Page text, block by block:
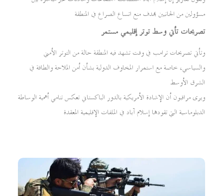
مسؤولين من الجانبين بهدف منع اتساع الصراع في المنطقة
تصريحات تأتي وسط توتر إقليمي مستمر
وتأتي تصريحات ترامب في وقت تشهد فيه المنطقة حالة من التوتر الأمني
والسياسي، خاصة مع استمرار المخاوف الدولية بشأن أمن الملاحة والطاقة في
الشرق الأوسط
ويرى مراقبون أن الإشادة الأمريكية بالدور الباكستاني تعكس تنامي أهمية الوساطة
الدبلوماسية التي تقودها إسلام آباد في الملفات الإقليمية المعقدة